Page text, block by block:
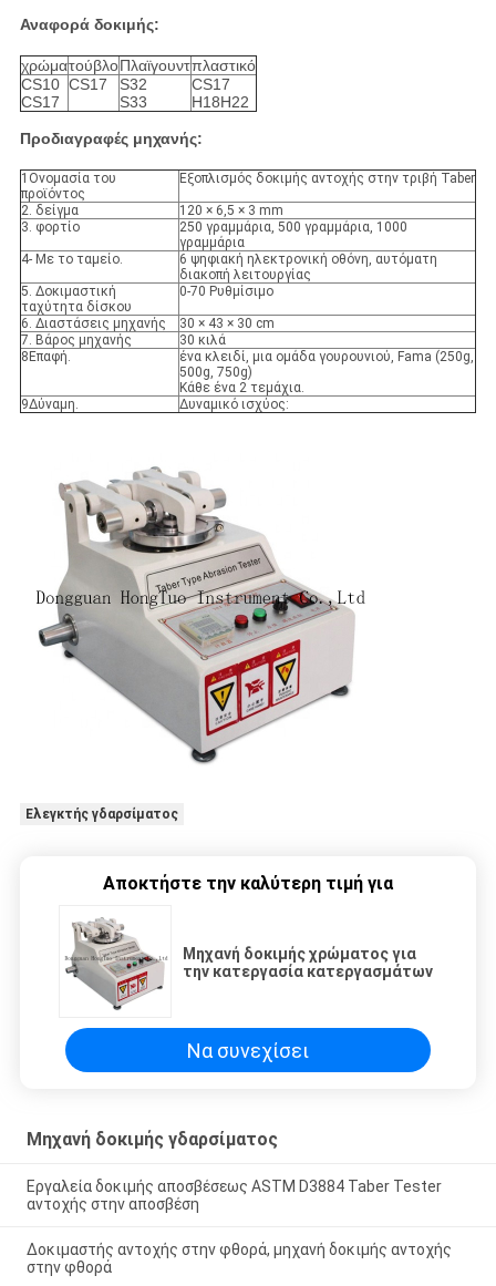
Αναφορά δοκιμής:
χρώματούβλοΠλαϊγουντπλαστικό
CS10
CS17
CS17
S32
S33
CS17
H18H22
Προδιαγραφές μηχανής:
1Ονομασία του
προϊόντος
Εξοπλισμός δοκιμής αντοχής στην τριβή Taber
2. δείγμα
120 × 6,5 × 3 mm
3. φορτίο
250 γραμμάρια, 500 γραμμάρια, 1000
γραμμάρια
4- Με το ταμείο.
6 ψηφιακή ηλεκτρονική οθόνη, αυτόματη
διακοπή λειτουργίας
5. Δοκιμαστική
ταχύτητα δίσκου
0-70 Ρυθμίσιμο
6. Διαστάσεις μηχανής
30 × 43 × 30 cm
7. Βάρος μηχανής
30 κιλά
8Επαφή.
ένα κλειδί, μια ομάδα γουρουνιού, Fama (250g,
500g, 750g)
Κάθε ένα 2 τεμάχια.
9Δύναμη.
Δυναμικό ισχύος:
Ελεγκτής γδαρσίματος
Αποκτήστε την καλύτερη τιμή για
Μηχανή δοκιμής χρώματος για
την κατεργασία κατεργασμάτων
Να συνεχίσει
Μηχανή δοκιμής γδαρσίματος
Εργαλεία δοκιμής αποσβέσεως ASTM D3884 Taber Tester
αντοχής στην αποσβέση
Δοκιμαστής αντοχής στην φθορά, μηχανή δοκιμής αντοχής
στην φθορά